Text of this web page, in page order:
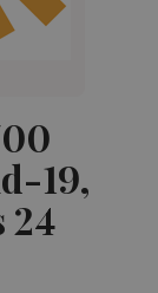
19,
24